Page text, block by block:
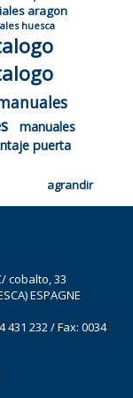
aragon
huesca
manuales
puerta
agrandir
cobalto, 33
ESPAGNE
431 232/ Fax: 0034